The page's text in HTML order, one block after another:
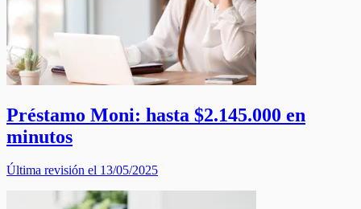
Préstamo Moni: hasta $2.145.000 en
minutos
Última revisión el 13/05/2025